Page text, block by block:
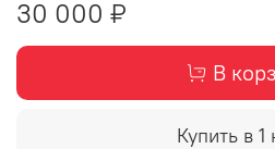
30 000 ₽
В
Купить в 1